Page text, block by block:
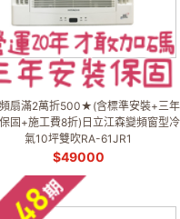
扇滿2萬折500★(含標準安裝+三年
固+施工費8折)日立江森變頻窗型冷
氣10坪雙吹RA-61JR1
$49000